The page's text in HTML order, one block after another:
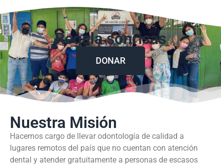
Regala sonrisas
DONAR
Nuestra Misión
Hacernos cargo de llevar odontología de calidad a
lugares remotos del país que no cuentan con atención
dental y atender gratuitamente a personas de escasos